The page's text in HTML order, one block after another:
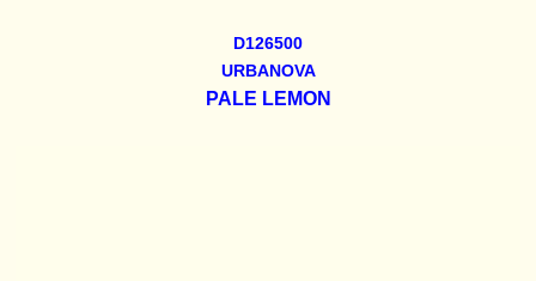
D126500
URBANOVA
PALE LEMON